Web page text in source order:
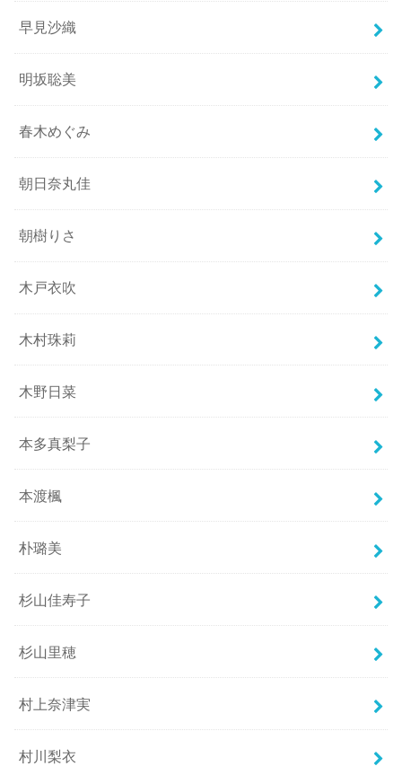
早見沙織
明坂聡美
春木めぐみ
朝日奈丸佳
朝樹りさ
木戸衣吹
木村珠莉
木野日菜
本多真梨子
本渡楓
朴璐美
杉山佳寿子
杉山里穂
村上奈津実
村川梨衣